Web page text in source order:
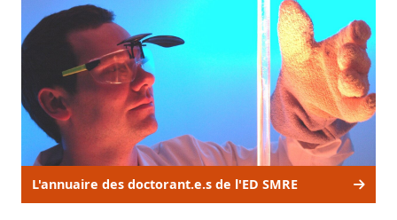
L'annuaire des doctorant.e.s de l'ED SMRE